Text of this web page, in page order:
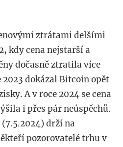
ztrátami delšími
kdy cena nejstarší a
dočasně ztratila více
2023 dokázal Bitcoin opět
A v roce 2024 se cena
i přes pár neúspěchů.
drží na
pozorovatelé trhu v